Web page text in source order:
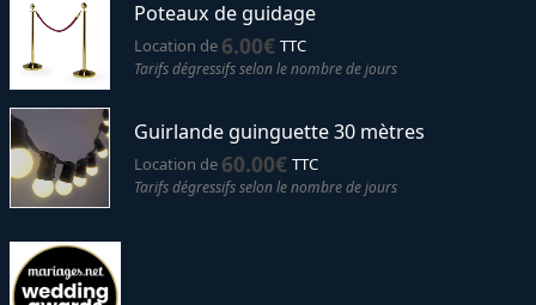
Poteaux de guidage
Location de 6.00€ TTC
Tarifs dégressifs selon le nombre de jours
Guirlande guinguette 30 mètres
Location de 60.00€ TTC
Tarifs dégressifs selon le nombre de jours